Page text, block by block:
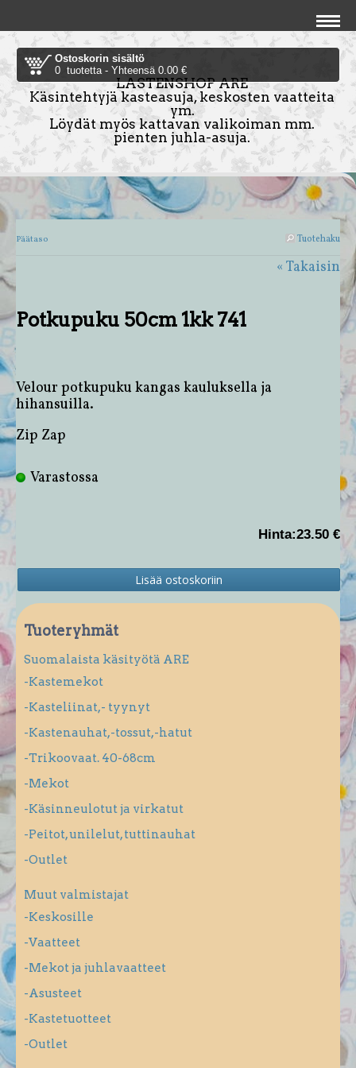
Ostoskorin sisältö
0 tuotetta - Yhteensä 0.00 €
LASTENSHOP ARE
Käsintehtyjä kasteasuja, keskosten vaatteita
ym.
Löydät myös kattavan valikoiman mm.
pienten juhla-asuja.
Tuotehaku
Päätaso
« Takaisin
Potkupuku 50cm 1kk 741
Velour potkupuku kangas kauluksella ja
hihansuilla.
Zip Zap
Varastossa
Hinta:23.50 €
Tuoteryhmät
Suomalaista käsityötä ARE
-Kastemekot
-Kasteliinat,- tyynyt
-Kastenauhat,-tossut,-hatut
-Trikoovaat. 40-68cm
-Mekot
-Käsinneulotut ja virkatut
-Peitot, unilelut, tuttinauhat
-Outlet
Muut valmistajat
-Keskosille
-Vaatteet
-Mekot ja juhlavaatteet
-Asusteet
-Kastetuotteet
-Outlet